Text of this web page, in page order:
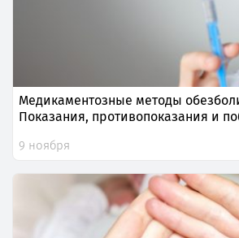
Медикаментозные методы
Показания, противопоказания и
9 ноября